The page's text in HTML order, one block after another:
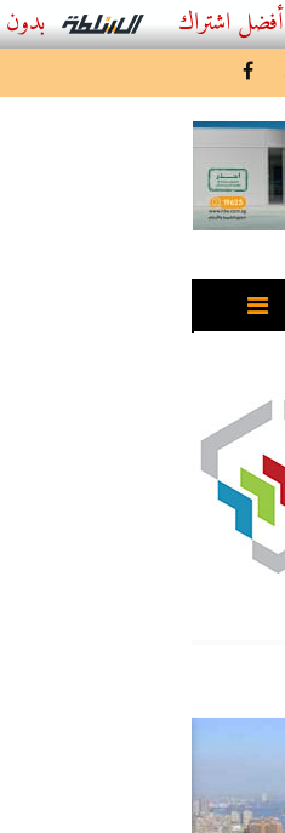
أفضل اشتراك IPTV بدون تقطيع 2026 – دليل المشاهد العصري